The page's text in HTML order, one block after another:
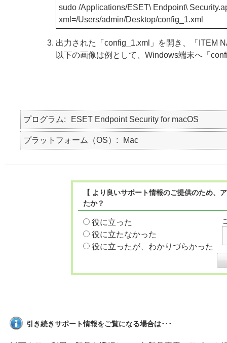
sudo /Applications/ESET\ Endpoint\
xml=/Users/admin/Desktop/config_1.xml
出力された「config_1.xml」を開き、「ITEM
以下の画像は例として、Windows端末へ「
プログラム ESET Endpoint Security for macOS
プラットフォーム（OS） Mac
【 より良いサポート情報のご提供のため
たか？
役に立った
役に立たなかった
役に立ったが、わかりづらかった
引き続きサポート情報をご覧になる場合は･･･